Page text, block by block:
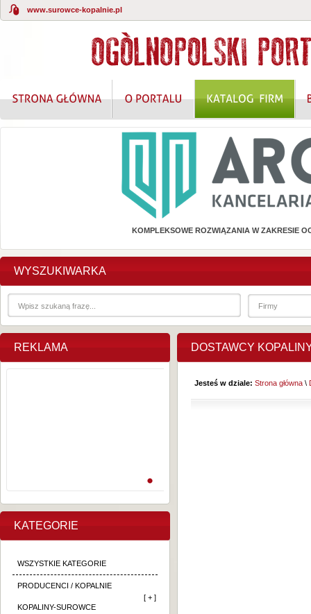
www.surowce-kopalnie.pl
KOMPLEKSOWE ROZWIĄZANIA W ZAKRESIE
WYSZUKIWARKA
REKLAMA
KATEGORIE
WSZYSTKIE KATEGORIE
PRODUCENCI / KOPALNIE
KOPALINY-SUROWCE
[ + ]
DOSTAWCY
Jesteś w dziale: Strona główna \